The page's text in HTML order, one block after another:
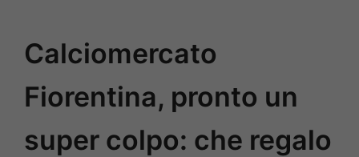
Calciomercato
Fiorentina, pronto un
super colpo: che regalo